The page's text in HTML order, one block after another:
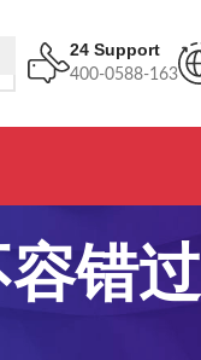
24 Support
400-0588-163
错过